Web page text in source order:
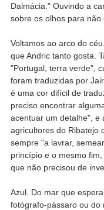
Dalmácia." Ouvindo a
sobre os olhos para não
Voltamos ao arco do
que Andric tanto gosta.
"Portugal, terra verde",
foram traduzidas por
é uma cor difícil de
preciso encontrar
acentuar um detalhe", e
agricultores do Ribatejo
sempre "a lavrar,
princípio e o mesmo
que não precisou de
Azul. Do mar que
fotógrafo-pássaro ou do